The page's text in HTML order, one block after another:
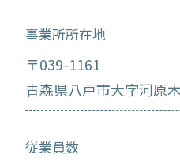
事業所所在地
〒039-1161
青森県八戸市大字河原
従業員数